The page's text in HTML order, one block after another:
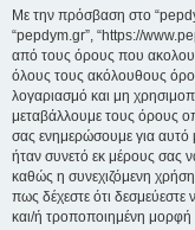
Με την πρόσβαση στο
“pepdym.gr”, “https://
από τους όρους που
όλους τους ακόλουθους
λογαριασμό και μη
μεταβάλλουμε τους όρους
σας ενημερώσουμε για
ήταν συνετό εκ μέρους σας
καθώς η συνεχιζόμενη χρήση
πως δέχεστε ότι
και/ή τροποποιημένη